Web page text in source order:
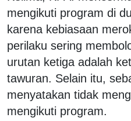
mengikuti program di
karena kebiasaan
perilaku sering
urutan ketiga adalah
tawuran. Selain itu,
menyatakan tidak
mengikuti program.